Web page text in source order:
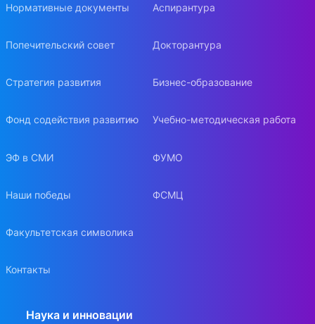
Нормативные документы
Попечительский совет
Стратегия развития
Фонд содействия развитию
ЭФ в СМИ
Наши победы
Факультетская символика
Контакты
Аспирантура
Докторантура
Бизнес-образование
Учебно-методическая работа
ФУМО
ФСМЦ
Наука и инновации